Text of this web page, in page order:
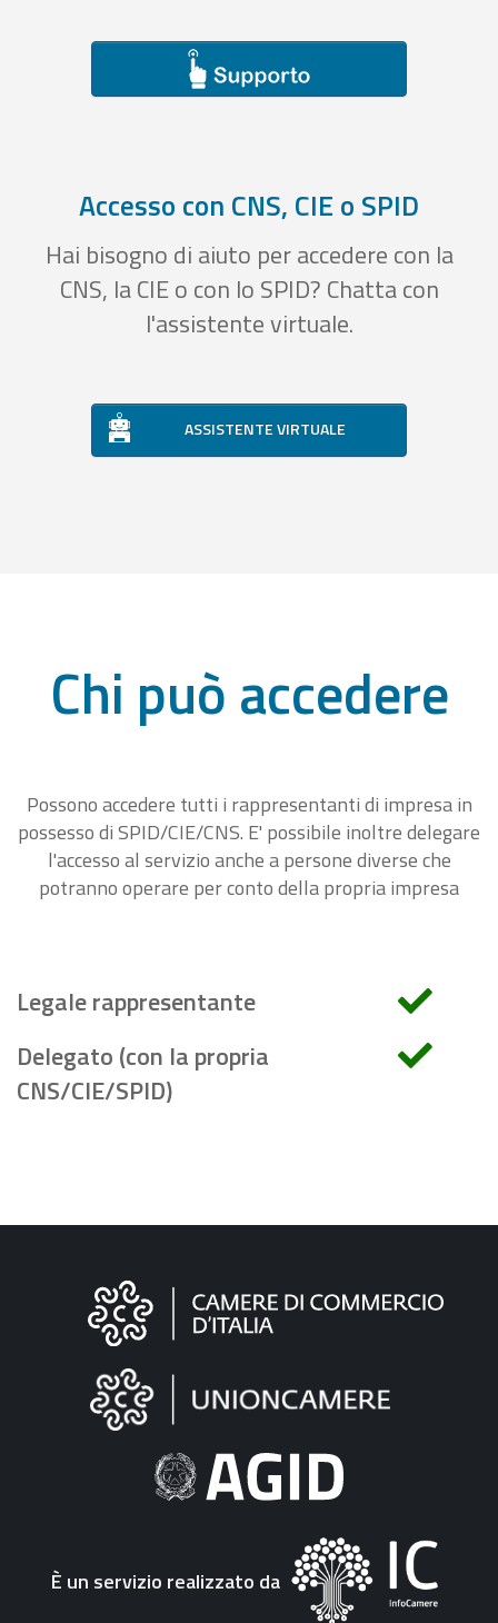
Accesso con CNS, CIE o SPID
Hai bisogno di aiuto per accedere con la
CNS, la CIE o con lo SPID? Chatta con
l'assistente virtuale.
ASSISTENTE VIRTUALE
Chi può accedere
Possono accedere tutti i rappresentanti di impresa in
possesso di SPID/CIE/CNS. E' possibile inoltre delegare
l'accesso al servizio anche a persone diverse che
potranno operare per conto della propria impresa
Legale rappresentante
Delegato (con la propria
CNS/CIE/SPID)
Informazioni
"Fattura
Elettronica"
È un servizio realizzato da